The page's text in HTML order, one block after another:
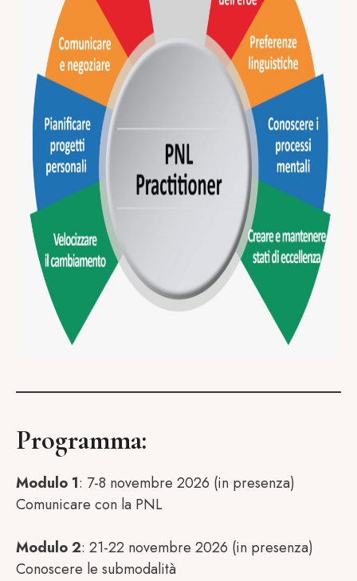
Programma:
Modulo 1: 7-8 novembre 2026 (in presenza)
Comunicare con la PNL
Modulo 2: 21-22 novembre 2026 (in presenza)
Conoscere le submodalità